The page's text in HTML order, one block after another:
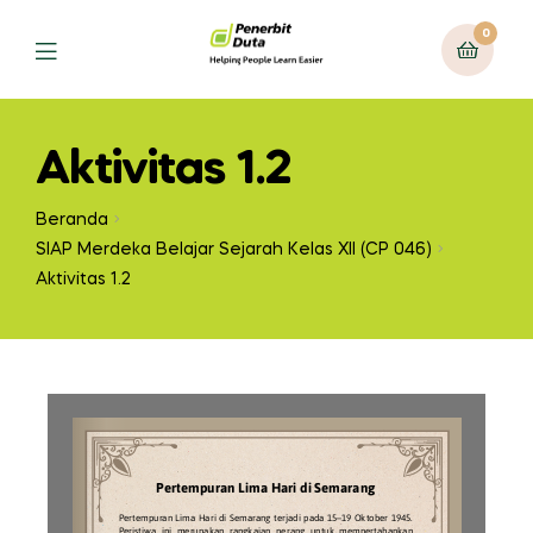
0
Aktivitas 1.2
Beranda
SIAP Merdeka Belajar Sejarah Kelas XII (CP 046)
Aktivitas 1.2